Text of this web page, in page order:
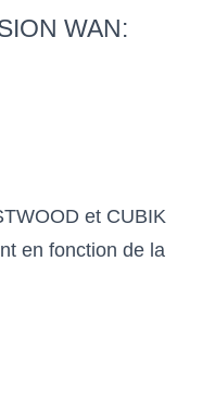
WAN:
et CUBIK
en fonction de la